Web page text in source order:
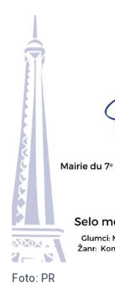
Foto: PR